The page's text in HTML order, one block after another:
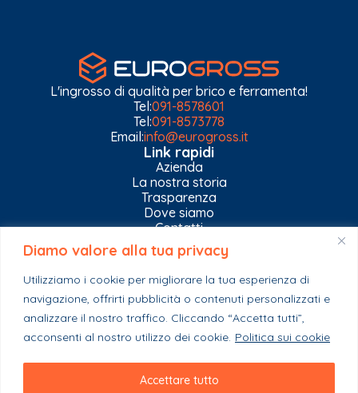
Diamo valore alla tua privacy
Utilizziamo i cookie per migliorare la tua esperienza di
navigazione, offrirti pubblicità o contenuti personalizzati e
analizzare il nostro traffico. Cliccando “Accetta tutti”,
acconsenti al nostro utilizzo dei cookie. Politica sui cookie
Accettare tutto
L'ingrosso di qualità per brico e ferramenta!
Tel:091-8578601
Tel:091-8573778
Email:info@eurogross.it
Link rapidi
Azienda
La nostra storia
Trasparenza
Dove siamo
Contatti
Privacy Policy
Gestisci impostazioni Cookies
Esplora il catalogo
Casa
Ferramenta & Co.
Giardino e agricoltura
Stagionali